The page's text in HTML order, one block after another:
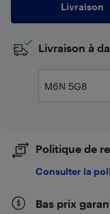
Livraison
​Livraison à
Politique de
Consulter la
Bas prix